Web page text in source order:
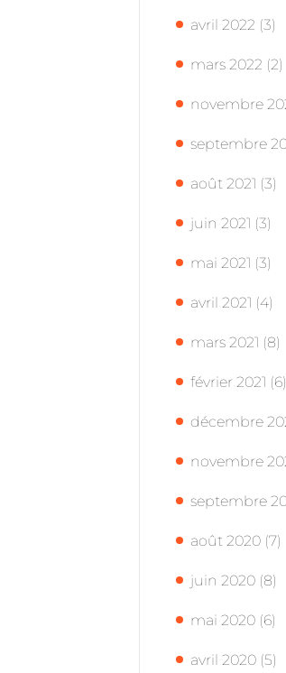
avril 2022 (3)
mars 2022 (2)
novembre
septembre
août 2021 (3)
juin 2021 (3)
mai 2021 (3)
avril 2021 (4)
mars 2021 (8)
février 2021 (6)
décembre
novembre
septembre
août 2020 (7)
juin 2020 (8)
mai 2020 (6)
avril 2020 (5)